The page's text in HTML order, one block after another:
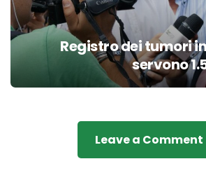
Registro dei tumori
servono
Leave a Comment